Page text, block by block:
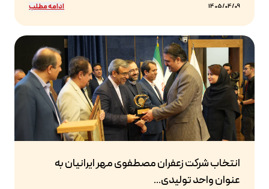
1405/04/09 ادامه مطلب
انتخاب شرکت زعفران مصطفوی مهر ایرانیان به
عنوان واحد تولیدی...